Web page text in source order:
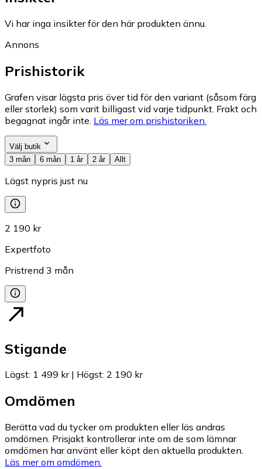
Vi har inga insikter för den här produkten ännu.
Annons
Prishistorik
Grafen visar lägsta pris över tid för den variant (såsom färg
eller storlek) som varit billigast vid varje tidpunkt. Frakt och
begagnat ingår inte. Läs mer om prishistoriken.
Välj butik
3 mån
6 mån 1 år 2 år Allt
Lägst nypris just nu
2 190 kr
Expertfoto
Pristrend 3 mån
Stigande
Lägst: 1 499 kr| Högst: 2 190 kr
Omdömen
Berätta vad du tycker om produkten eller läs andras
omdömen. Prisjakt kontrollerar inte om de som lämnar
omdömen har använt eller köpt den aktuella produkten.
Läs mer om omdömen.